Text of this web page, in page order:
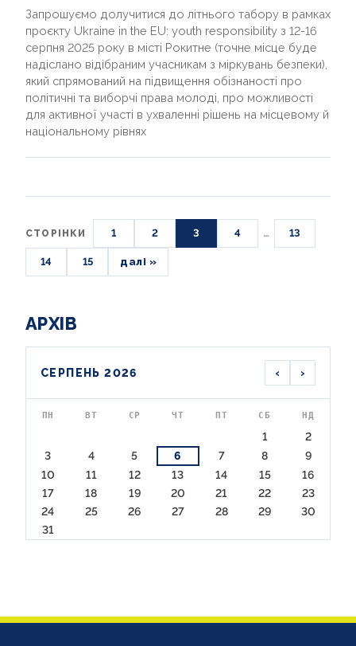
Запрошуємо долучитися до літнього табору в рамках
проєкту Ukraine in the EU: youth responsibility з 12-16
серпня 2025 року в місті Рокитне (точне місце буде
надіслано відібраним учасникам з міркувань безпеки),
який спрямований на підвищення обізнаності про
політичні та виборчі права молоді, про можливості
для активної участі в ухваленні рішень на місцевому й
національному рівнях
СТОРІНКИ 1 2 3 4 … 13
14 15 далі »
АРХІВ
СЕРПЕНЬ 2026 ‹ ›
ПН ВТ СР ЧТ ПТ СБ НД
1
2
3
4 5 6 7 8
9
10
11 12 13 14 15
16
17
18 19 20 21 22
23
24
25 26 27 28 29
30
31